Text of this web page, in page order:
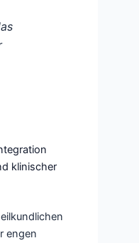
klinischer
engen